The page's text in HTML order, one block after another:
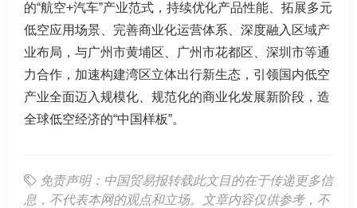
的“航空+汽车”产业范式，持续优化产品性能、拓展多元
低空应用场景、完善商业化运营体系、深度融入区域产
业布局，与广州市黄埔区、广州市花都区、深圳市等通
力合作，加速构建湾区立体出行新生态，引领国内低空
产业全面迈入规模化、规范化的商业化发展新阶段，造
全球低空经济的“中国样板”。
免责声明：中国贸易报转载此文目的在于传递更多信
息，不代表本网的观点和立场。文章内容仅供参考，不